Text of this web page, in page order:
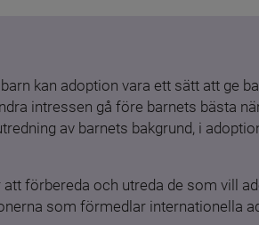
kan adoption vara ett sätt att ge
intressen gå före barnets bästa
av barnets bakgrund, i
förbereda och utreda de som vill
som förmedlar internationella